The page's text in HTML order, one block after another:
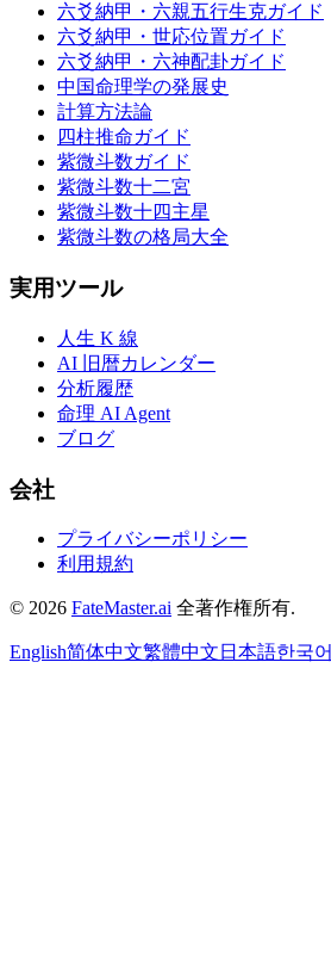
六爻納甲・六親五行生克ガイド
六爻納甲・世応位置ガイド
六爻納甲・六神配卦ガイド
中国命理学の発展史
計算方法論
四柱推命ガイド
紫微斗数ガイド
紫微斗数十二宮
紫微斗数十四主星
紫微斗数の格局大全
実用ツール
人生 K 線
AI 旧暦カレンダー
分析履歴
命理 AI Agent
ブログ
会社
プライバシーポリシー
利用規約
© 2026 FateMaster.ai 全著作権所有.
English简体中文繁體中文 日本語한국어